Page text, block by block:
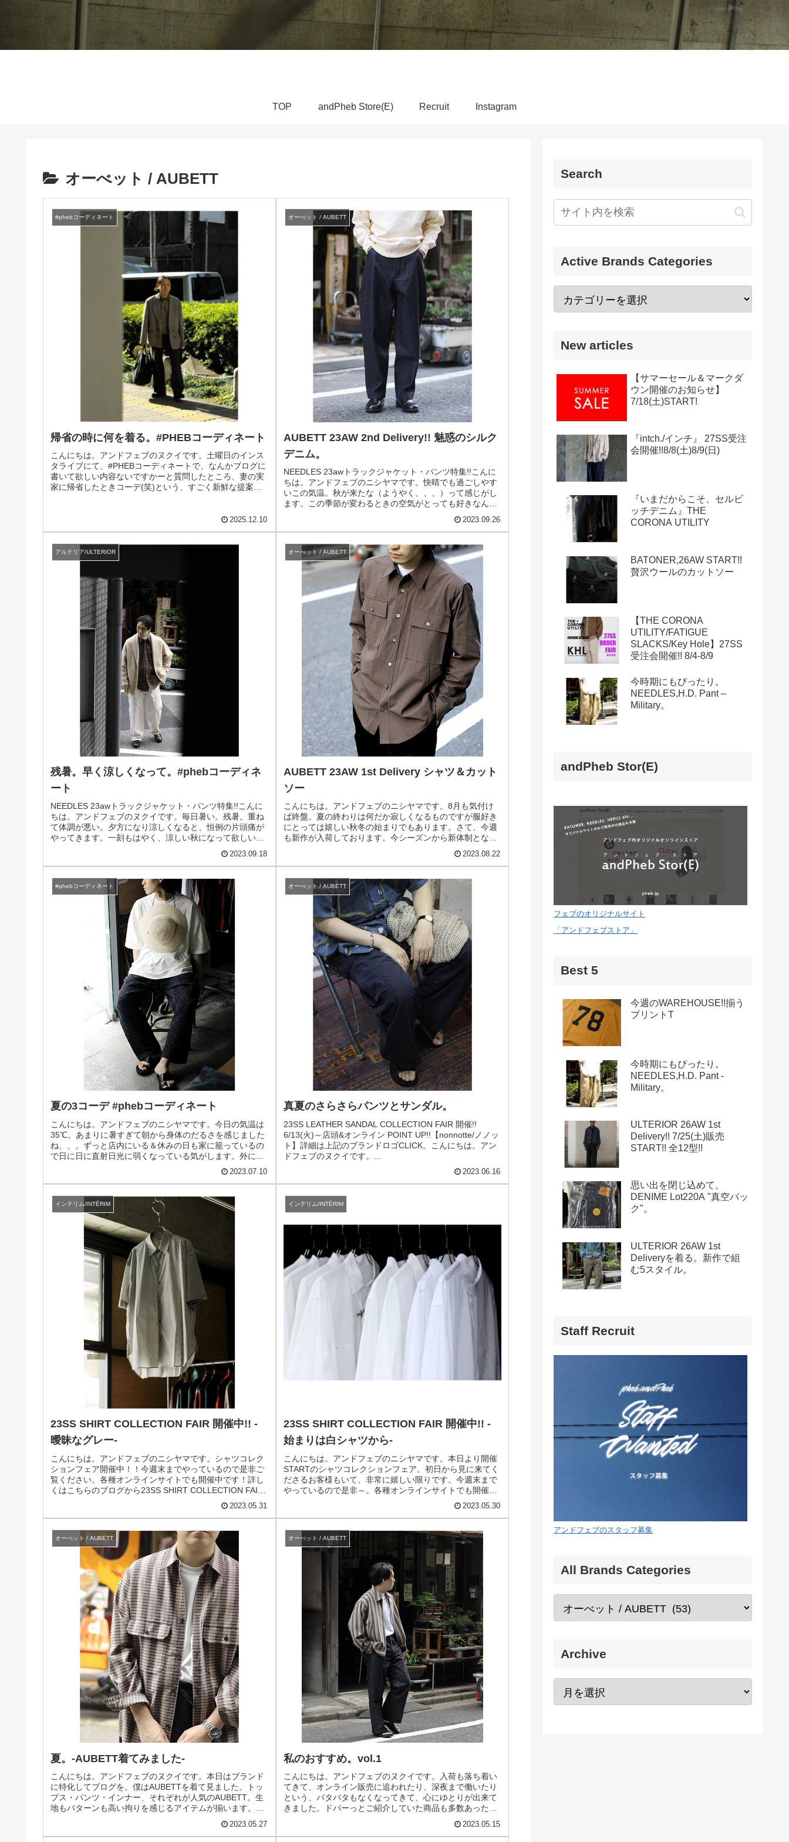
TOP andPheb Store(E) Recruit Instagram
オーべット / AUBETT
#phebコーディネート
帰省の時に何を着る。#PHEBコーディネート
こんにちは。アンドフェブのヌクイです。土曜日のインス
タライブにて、#PHEBコーディネートで、なんかブログに
書いて欲しい内容ないですかーと質問したところ、妻の実
家に帰省したときコーデ(笑)という、すごく新鮮な提案
2025.12.10
オーべット / AUBETT
AUBETT 23AW 2nd Delivery!! 魅惑のシルク
デニム。
NEEDLES 23awトラックジャケット・パンツ特集!!こんに
ちは。アンドフェブのニシヤマです。快晴でも過ごしやす
いこの気温。秋が来たな（ようやく、、、）って感じがし
ます。この季節が変わるときの空気がとっても好きなんで
2023.09.26
アルテリア/ULTERIOR
残暑。早く涼しくなって。#phebコーディネ
ート
NEEDLES 23awトラックジャケット・パンツ特集!!こんに
ちは。アンドフェブのヌクイです。毎日暑い。残暑。重ね
て体調が悪い。夕方になり涼しくなると、恒例の片頭痛が
やってきます。一刻もはやく、涼しい秋になって欲しいな
2023.09.18
オーべット / AUBETT
AUBETT 23AW 1st Delivery シャツ＆カット
ソー
こんにちは。アンドフェブのニシヤマです。8月も気付け
ば終盤。夏の終わりは何だか寂しくなるものですが服好き
にとっては嬉しい秋冬の始まりでもあります。さて、今週
も新作が入荷しております。今シーズンから新体制となっ
2023.08.22
#phebコーディネート
夏の3コーデ #phebコーディネート
こんにちは。アンドフェブのニシヤマです。今日の気温は
35℃。あまりに暑すぎて朝から身体のだるさを感じました
ね、、。ずっと店内にいる＆休みの日も家に籠っているの
で日に日に直射日光に弱くなっている気がします。外に出
2023.07.10
オーべット / AUBETT
真夏のさらさらパンツとサンダル。
23SS LEATHER SANDAL COLLECTION FAIR 開催!!
6/13(火)～店頭&オンライン POINT UP!!【nonnotte/ノノッ
ト】詳細は上記のブランドロゴCLICK。こんにちは。アン
ドフェブのヌクイです。...
2023.06.16
インテリム/INTĒRIM
23SS SHIRT COLLECTION FAIR 開催中!! -
曖昧なグレー-
こんにちは。アンドフェブのニシヤマです。シャツコレク
ションフェア開催中！！今週末までやっているので是非ご
覧ください。各種オンラインサイトでも開催中です！詳し
くはこちらのブログから23SS SHIRT COLLECTION FAIR
2023.05.31
インテリム/INTĒRIM
23SS SHIRT COLLECTION FAIR 開催中!! -
始まりは白シャツから-
こんにちは。アンドフェブのニシヤマです。本日より開催
STARTのシャツコレクションフェア。初日から見に来てく
ださるお客様もいて、非常に嬉しい限りです。今週末まで
やっているので是非～。各種オンラインサイトでも開催中
2023.05.30
オーべット / AUBETT
夏。-AUBETT着てみました-
こんにちは。アンドフェブのヌクイです。本日はブランド
に特化してブログを。僕はAUBETTを着て見ました。トッ
プス・パンツ・インナー、それぞれが人気のAUBETT。生
地もパターンも高い拘りを感じるアイテムが揃います。3
2023.05.27
オーべット / AUBETT
私のおすすめ。vol.1
こんにちは。アンドフェブのヌクイです。入荷も落ち着い
てきて、オンライン販売に追われたり、深夜まで働いたり
という、バタバタもなくなってきて、心にゆとりが出来て
きました。ドバーっとご紹介していた商品も多数あったか
2023.05.15
Search
Active Brands Categories
New articles
【サマーセール＆マークダ
ウン開催のお知らせ】
7/18(土)START!
『intch./インチ』 27SS受注
会開催!!8/8(土)8/9(日)
『いまだからこそ、セルビ
ッチデニム』THE
CORONA UTILITY
BATONER,26AW START!!
贅沢ウールのカットソー
【THE CORONA
UTILITY/FATIGUE
SLACKS/Key Hole】27SS
受注会開催!! 8/4-8/9
今時期にもぴったり。
NEEDLES,H.D. Pant –
Military。
andPheb Stor(E)
フェブのオリジナルサイト
「アンドフェブストア」
Best 5
今週のWAREHOUSE!!揃う
プリントT
今時期にもぴったり。
NEEDLES,H.D. Pant -
Military。
ULTERIOR 26AW 1st
Delivery!! 7/25(土)販売
START!! 全12型!!
思い出を閉じ込めて。
DENIME Lot220A "真空パッ
ク"。
ULTERIOR 26AW 1st
Deliveryを着る。新作で組
む5スタイル。
Staff Recruit
アンドフェブのスタッフ募集
All Brands Categories
Archive